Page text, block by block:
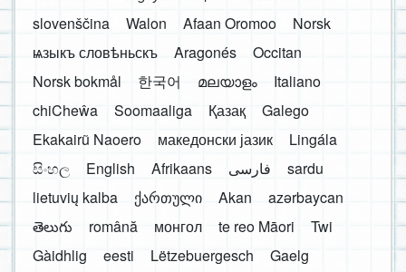
slovenščina
Walon Afaan Oromoo
Norsk
ѩзыкъ словѣньскъ
Aragonés
Occitan
Norsk bokmål
한국어 മലയാളം
Italiano
chiCheŵa
Soomaaliga Қазақ
Galego
Ekakairũ Naoero
македонски јазик
Lingála
සිංහල
English Afrikaans فارسی
sardu
lietuvių kalba
ქართული Akan
azərbaycan
తెలుగు
română монгол te reo Māori
Twi
Gàidhlig
eesti Lëtzebuergesch
Gaelg